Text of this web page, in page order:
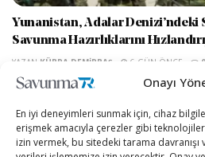
Onayı
En iyi deneyimleri sunmak için, cihaz
erişmek amacıyla çerezler gibi
izin vermek, bu sitedeki tarama
Yunanistan, Adalar Denizi’ndeki
Savunma Hazırlıklarını
YAZAN KÜBRA DEMIRBAŞ 6 GÜN ÖNCE 0
Yunanistan basınına göre Atina
artırmaya yönelik yeni adımlar
Osman Gazi, 30